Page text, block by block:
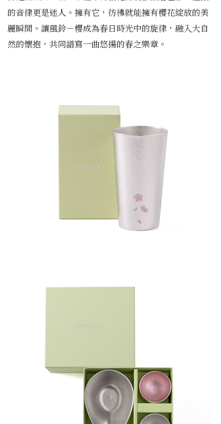
的音律更是迷人。擁有它，彷彿就能擁有櫻花綻放的美
麗瞬間。讓風鈴－櫻成為春日時光中的旋律，融入大自
然的懷抱，共同譜寫一曲悠揚的春之樂章。